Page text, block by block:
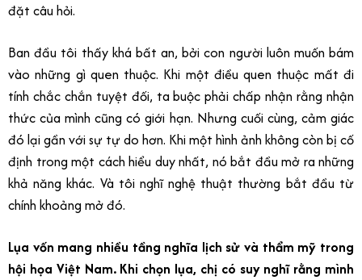
đặt câu hỏi.
Ban đầu tôi thấy khá bất an, bởi con người luôn muốn bám
vào những gì quen thuộc. Khi một điều quen thuộc mất đi
tính chắc chắn tuyệt đối, ta buộc phải chấp nhận rằng nhận
thức của mình cũng có giới hạn. Nhưng cuối cùng, cảm giác
đó lại gần với sự tự do hơn. Khi một hình ảnh không còn bị cố
định trong một cách hiểu duy nhất, nó bắt đầu mở ra những
khả năng khác. Và tôi nghĩ nghệ thuật thường bắt đầu từ
chính khoảng mở đó.
Lụa vốn mang nhiều tầng nghĩa lịch sử và thẩm mỹ trong
hội họa Việt Nam. Khi chọn lụa, chị có suy nghĩ rằng mình